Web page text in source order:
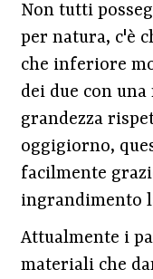
Non tutti
per natura, c'è
che inferiore
dei due con
grandezza
oggigiorno,
facilmente
ingrandimento
Attualmente i
materiali che